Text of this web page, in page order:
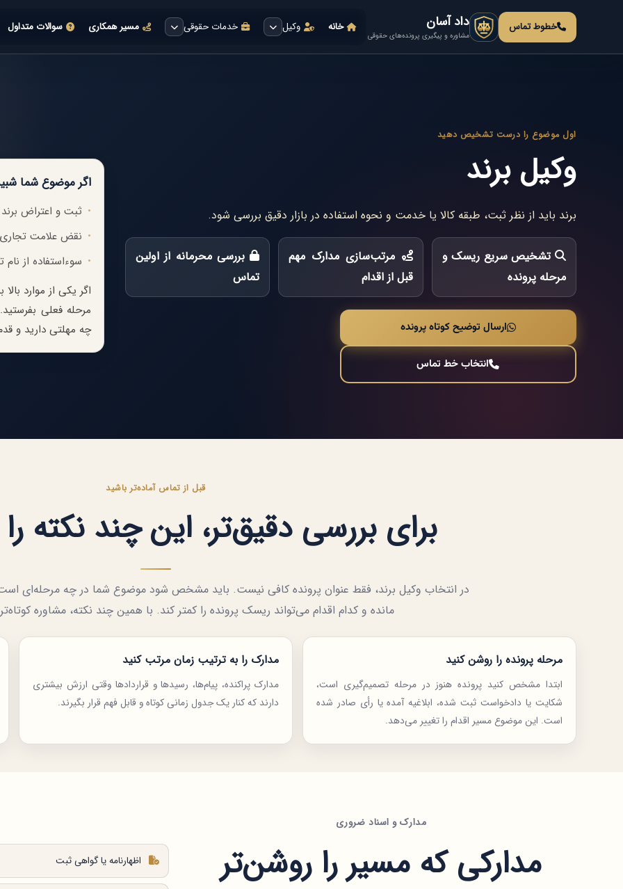
داد آسان
مشاوره و پیگیری پرونده‌های حقوقی
خانه وکیل خدمات حقوقی مسیر همکاری سوالات متداول خطوط تماس
اول موضوع را درست تشخیص دهید
وکیل برند
برند باید از نظر ثبت، طبقه کالا یا خدمت و نحوه استفاده در بازار دقیق بررسی شود.
تشخیص سریع ریسک و
مرحله پرونده
مرتب‌سازی مدارک مهم
قبل از اقدام
بررسی محرمانه از اولین
تماس
ارسال توضیح کوتاه پرونده
انتخاب خط تماس
اگر موضوع شما
ثبت و اعتراض برند
نقض علامت تجاری
سوءاستفاده از نام
اگر یکی از موارد
مرحله فعلی
چه مهلتی دارید و
قبل از تماس آماده‌تر باشید
برای بررسی دقیق‌تر، این چند نکته
در انتخاب وکیل برند، فقط عنوان پرونده کافی نیست. باید مشخص شود موضوع شما در چه مرحله‌ای
مانده و کدام اقدام می‌تواند ریسک پرونده را کمتر کند. با همین چند نکته، مشاوره
مرحله پرونده را روشن کنید
ابتدا مشخص کنید پرونده هنوز در مرحله تصمیم‌گیری است،
شکایت یا دادخواست ثبت شده، ابلاغیه آمده یا رأی صادر شده
است. این موضوع مسیر اقدام را تغییر می‌دهد.
مدارک را به ترتیب زمان مرتب کنید
مدارک پراکنده، پیام‌ها، رسیدها و قراردادها وقتی ارزش بیشتری
دارند که کنار یک جدول زمانی کوتاه و قابل فهم قرار بگیرند.
مدارک و اسناد ضروری
مدارکی که مسیر را روشن‌تر
اظهارنامه یا گواهی ثبت